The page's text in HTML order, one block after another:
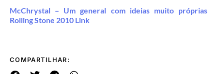
McChrystal – Um general com ideias muito próprias
Rolling Stone 2010 Link
COMPARTILHAR: